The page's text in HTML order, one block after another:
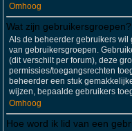
Omhoog
Wat zijn gebruikersgroepen?
Als de beheerder gebruikers wil
van gebruikersgroepen.
(dit verschilt per forum), deze
permissies/toegangsrechten
beheerder een stuk
wijzen, bepaalde gebruikers
Omhoog
Hoe word ik lid van een